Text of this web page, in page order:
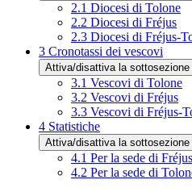
2.1 Diocesi di Tolone
2.2 Diocesi di Fréjus
2.3 Diocesi di Fréjus-
3 Cronotassi dei vescovi
Attiva/disattiva la
3.1 Vescovi di Tolone
3.2 Vescovi di Fréjus
3.3 Vescovi di Fréjus-
4 Statistiche
Attiva/disattiva la
4.1 Per la sede di Fréjus
4.2 Per la sede di